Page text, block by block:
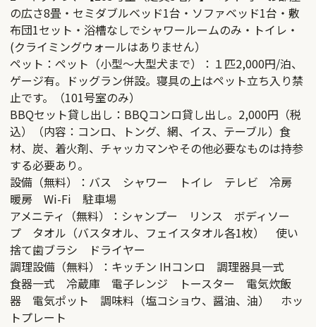
の広さ8畳・セミダブルベッド1台・ソファベッド1台・敷
布団1セット・浴槽なしでシャワールームのみ・トイレ・
(クライミングウォールはありません）
ペット：ペット（小型〜大型犬まで）：１匹2,000円/泊、
ゲージ有。ドッグラン併設。寝具の上はペット立ち入り禁
止です。（101号室のみ）
BBQセット貸し出し：BBQコンロ貸し出し。2,000円（税
込）（内容：コンロ、トング、網、イス、テーブル）食
材、炭、着火剤、チャッカマンやその他必要なものは持参
する必要あり。
設備（無料）：バス シャワー トイレ テレビ 冷房
暖房 Wi-Fi 駐車場
アメニティ（無料）：シャンプー リンス ボディソー
プ タオル（バスタオル、フェイスタオル各1枚） 使い
捨て歯ブラシ ドライヤー
調理設備（無料）：キッチン IHコンロ 調理器具一式
食器一式 冷蔵庫 電子レンジ トースター 電気炊飯
器 電気ポット 調味料（塩コショウ、醤油、油） ホッ
トプレート